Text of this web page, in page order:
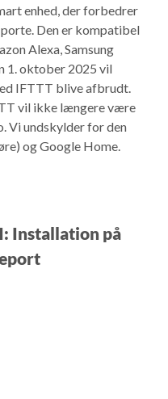
enhed, der forbedrer
Den er kompatibel
Alexa, Samsung
1. oktober 2025 vil
IFTTT blive afbrudt.
vil ikke længere være
Vi undskylder for den
og Google Home.
Installation på